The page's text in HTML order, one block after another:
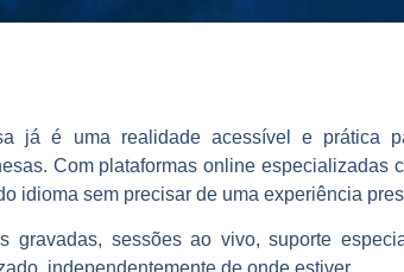
já é uma realidade acessível e prática
Com plataformas online especializadas
idioma sem precisar de uma experiência
gravadas, sessões ao vivo, suporte